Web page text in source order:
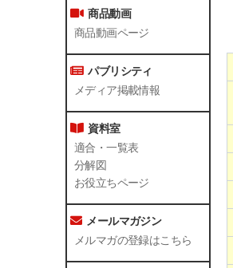
商品動画
商品動画ページ
パブリシティ
メディア掲載情報
資料室
適合・一覧表
分解図
お役立ちページ
メールマガジン
メルマガの登録はこちら